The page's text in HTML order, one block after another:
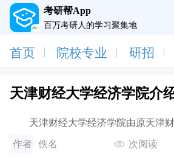
考研帮App
百万考研人的学习聚集地
首页 院校专业 研招
天津财经大学经济学院介
天津财经大学经济学院由原天津财
财政系、国际经济贸易系、经济系组
组建
作者 佚名 次阅读